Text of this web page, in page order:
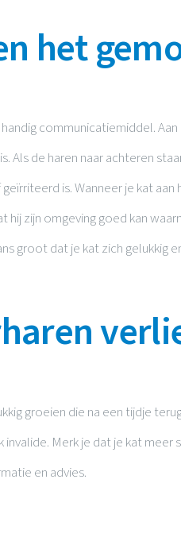
het
communicatiemiddel. Aan
Als de haren naar achteren
is. Wanneer je kat
zijn omgeving goed kan
groot dat je kat zich gelukkig
groeien die na een tijdje
Merk je dat je kat meer
en advies.